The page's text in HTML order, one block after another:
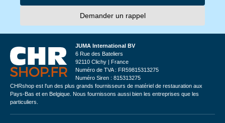
Demander un rappel
JUMA International BV
6 Rue des Bateliers
92110 Clichy | France
Numéro de TVA : FR59815313275
Numéro Siren : 815313275
CHRshop est l'un des plus grands fournisseurs de matériel de restauration aux
Pays-Bas et en Belgique. Nous fournissons aussi bien les entreprises que les
particuliers.